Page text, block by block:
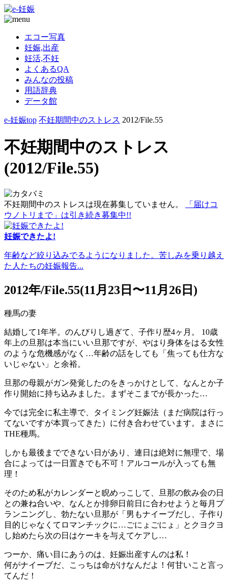
エコー写真
妊娠,出産
妊活,不妊
よくあるQA
みんなの投稿
用語辞典
データ館
e-妊娠top 不妊期間中のストレス 2012/File.55
不妊期間中のストレス
(2012/File.55)
不妊期間中のストレスは現在募集していません。
「届けコ
ウノトリまで」は引き続き募集中!!
妊娠できたよ!
年齢など絞り込みでるようになりました。苦しみを乗り越え
た人たちの妊娠報告...
2012年/File.55(11月23日〜11月26日)
種馬の妻
結婚して1年半。のんびりし過ぎて、子作り歴4ヶ月。 10歳
年上の旦那は本当にいい旦那ですが、やはり身体をはる女性
のような危機感がなく…年齢の話をしても「焦っても仕方な
いじゃない」と余裕。
旦那の母親がガン発覚したのをきっかけとして、なんとか子
作り開始に持ち込みました。まずそこまでが長かった…
今では完全に私主導で、タイミング妊娠法（まだ病院は行っ
てないですが本買ってきた）に付き合わせています。まさに
THE種馬。
しかも最後までできない日があり、連日は絶対に無理で、場
合によっては一日置きでも不可！アルコールが入っても無
理！
そのため私がカレンダーと睨めっこして、旦那の飲み会の日
との兼ね合いや、なんとか排卵日前日に合わせようと毎月プ
ランニングし、勃たない旦那が「男もナイーブだし、子作り
目的じゃなくてロマンチックに…ごにょごにょ」とクヨクヨ
し始めたら次の日はケーキを与えてケアし…
つーか、痛い目にあうのは、妊娠出産すんのは私！
何がナイーブだ、こっちは命がけなんだよ！何甘いこと言っ
てんだ！